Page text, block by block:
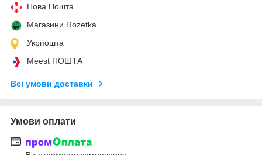
Нова Пошта
Магазини Rozetka
Укрпошта
Meest ПОШТА
Всі умови доставки
Умови оплати